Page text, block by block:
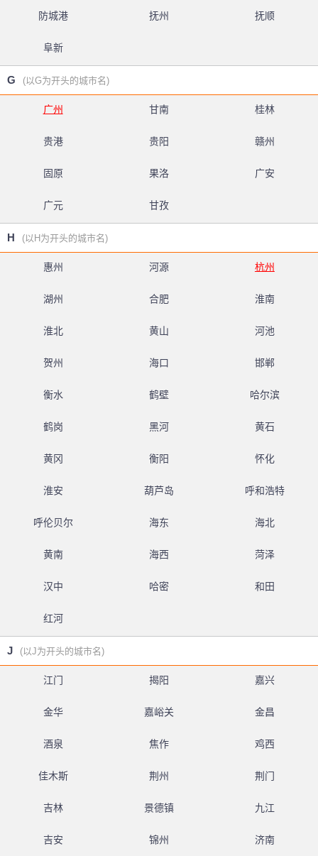
防城港 抚州 抚顺
阜新
G (以G为开头的城市名)
广州 甘南 桂林
贵港 贵阳 赣州
固原 果洛 广安
广元 甘孜
H (以H为开头的城市名)
惠州 河源 杭州
湖州 合肥 淮南
淮北 黄山 河池
贺州 海口 邯郸
衡水 鹤壁 哈尔滨
鹤岗 黑河 黄石
黄冈 衡阳 怀化
淮安 葫芦岛 呼和浩特
呼伦贝尔 海东 海北
黄南 海西 菏泽
汉中 哈密 和田
红河
J (以J为开头的城市名)
江门 揭阳 嘉兴
金华 嘉峪关 金昌
酒泉 焦作 鸡西
佳木斯 荆州 荆门
吉林 景德镇 九江
吉安 锦州 济南